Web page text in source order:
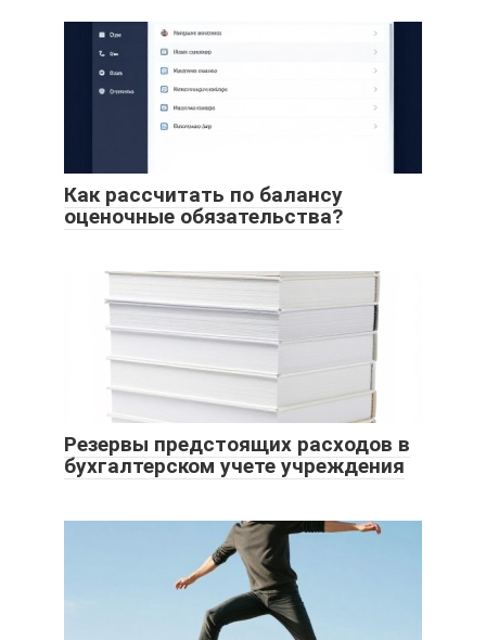
Как рассчитать по балансу
оценочные обязательства?
Резервы предстоящих расходов в
бухгалтерском учете учреждения